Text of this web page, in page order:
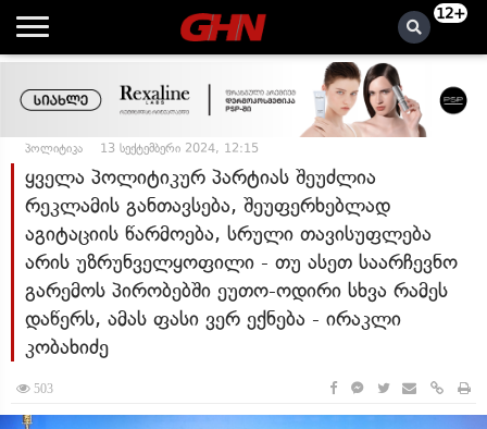
12+
პოლიტიკა 13 სექტემბერი 2024, 12:15
ყველა პოლიტიკურ პარტიას შეუძლია
რეკლამის განთავსება, შეუფერხებლად
აგიტაციის წარმოება, სრული თავისუფლება
არის უზრუნველყოფილი - თუ ასეთ საარჩევნო
გარემოს პირობებში ეუთო-ოდირი სხვა რამეს
დაწერს, ამას ფასი ვერ ექნება - ირაკლი
კობახიძე
503